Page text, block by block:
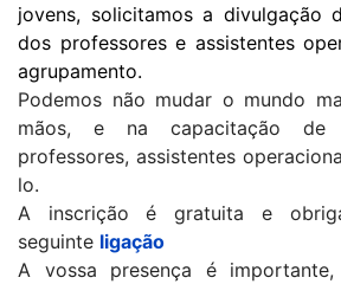
jovens, solicitamos a divulgação
dos professores e assistentes
agrupamento.
Podemos não mudar o mundo
mãos, e na capacitação de
professores, assistentes
lo.
A inscrição é gratuita e
seguinte ligação
A vossa presença é